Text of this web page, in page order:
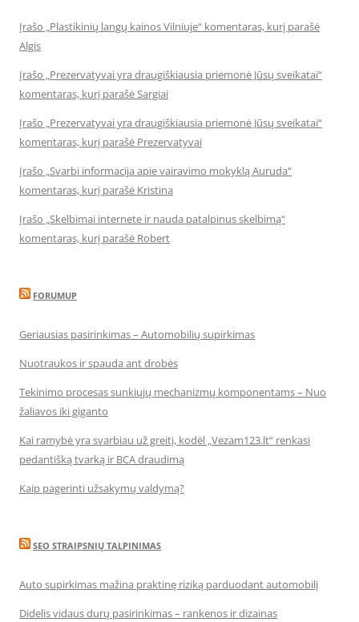
Įrašo „Plastikinių langų kainos Vilniuje“ komentaras, kurį parašė
Algis
Įrašo „Prezervatyvai yra draugiškiausia priemonė Jūsų sveikatai“
komentaras, kurį parašė Sargiai
Įrašo „Prezervatyvai yra draugiškiausia priemonė Jūsų sveikatai“
komentaras, kurį parašė Prezervatyvai
Įrašo „Svarbi informacija apie vairavimo mokyklą Auruda“
komentaras, kurį parašė Kristina
Įrašo „Skelbimai internete ir nauda patalpinus skelbimą“
komentaras, kurį parašė Robert
FORUMUP
Geriausias pasirinkimas – Automobilių supirkimas
Nuotraukos ir spauda ant drobės
Tekinimo procesas sunkiųjų mechanizmų komponentams – Nuo
žaliavos iki giganto
Kai ramybė yra svarbiau už greitį, kodėl „Vezam123.lt“ renkasi
pedantišką tvarką ir BCA draudimą
Kaip pagerinti užsakymų valdymą?
SEO STRAIPSNIŲ TALPINIMAS
Auto supirkimas mažina praktinę riziką parduodant automobilį
Didelis vidaus durų pasirinkimas – rankenos ir dizainas